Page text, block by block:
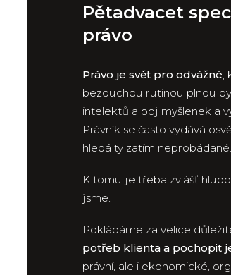
Pětadvacet
právo
Právo je svět pro odvážné,
bezduchou rutinou plnou
intelektů a boj myšlenek a
Právník se často vydává
hledá ty zatím neprobádané.
K tomu je třeba zvlášť
jsme.
Pokládáme za velice
potřeb klienta a pochopit
právní, ale i ekonomické,